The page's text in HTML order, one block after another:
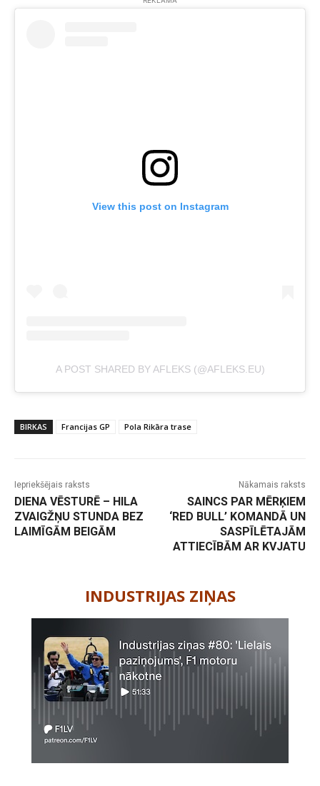
View this post on Instagram
A POST SHARED BY AFLEKS (@AFLEKS.EU)
BIRKAS Francijas GP Pola Rikāra trase
Iepriekšējais raksts
DIENA VĒSTURĒ – HILA
ZVAIGŽŅU STUNDA BEZ
LAIMĪGĀM BEIGĀM
Nākamais raksts
SAINCS PAR MĒRĶIEM
‘RED BULL’ KOMANDĀ UN
SASPĪLĒTAJĀM
ATTIECĪBĀM AR KVJATU
INDUSTRIJAS ZIŅAS